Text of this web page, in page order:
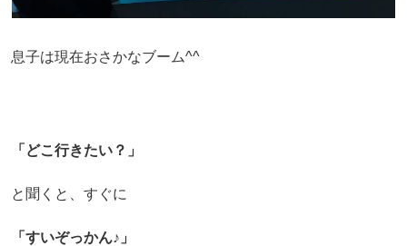
息子は現在おさかなブーム^^
「どこ行きたい？」
と聞くと、すぐに
「すいぞっかん♪」